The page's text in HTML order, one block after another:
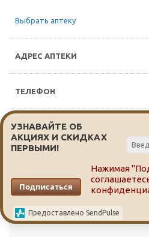
Выбрать аптеку
УЗНАВАЙТЕ ОБ
АКЦИЯХ И СКИДКАХ
ПЕРВЫМИ!
Подписаться
Нажимая
Предоставлено SendPulse